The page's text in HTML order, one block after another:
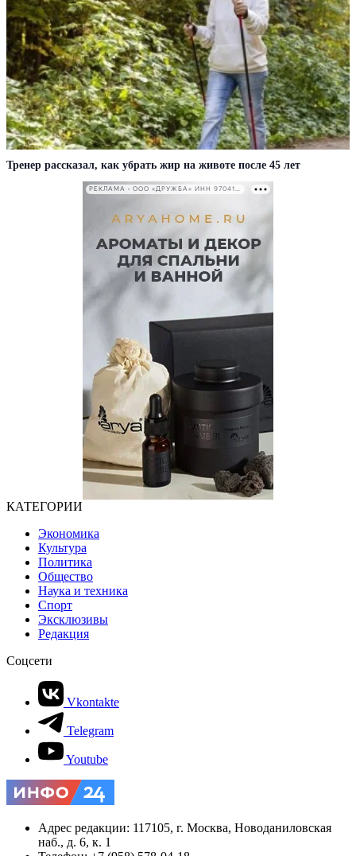
Тренер рассказал, как убрать жир на животе после 45 лет
РЕКЛАМА • ООО «ДРУЖБА» ИНН 9704146411
КАТЕГОРИИ
Экономика
Культура
Политика
Общество
Наука и техника
Спорт
Эксклюзивы
Редакция
Соцсети
Vkontakte
Telegram
Youtube
Адрес редакции: 117105, г. Москва, Новоданиловская
наб., д. 6, к. 1